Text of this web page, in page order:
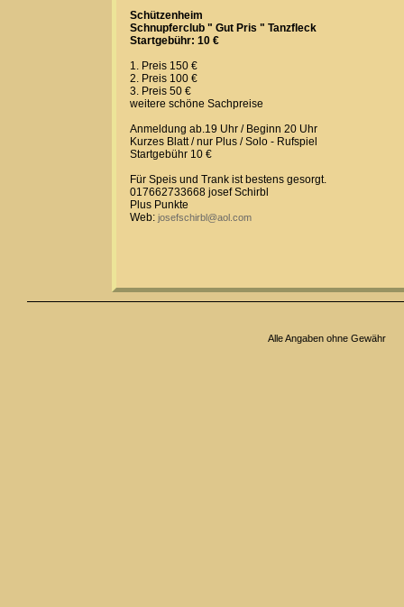
Schützenheim
Schnupferclub " Gut Pris " Tanzfleck
Startgebühr: 10 €
1. Preis 150 €
2. Preis 100 €
3. Preis 50 €
weitere schöne Sachpreise
Anmeldung ab.19 Uhr / Beginn 20 Uhr
Kurzes Blatt / nur Plus / Solo - Rufspiel
Startgebühr 10 €
Für Speis und Trank ist bestens gesorgt.
017662733668 josef Schirbl
Plus Punkte
Web: josefschirbl@aol.com
Alle Angaben ohne Gewähr